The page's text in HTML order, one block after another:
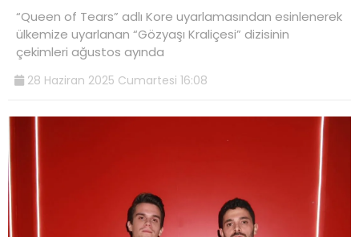
“Queen of Tears” adlı Kore uyarlamasından esinlenerek
ülkemize uyarlanan “Gözyaşı Kraliçesi” dizisinin
çekimleri ağustos ayında
28 Haziran 2025 Cumartesi 16:08